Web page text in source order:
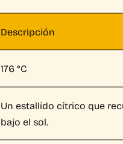
Descripción
176 °C
Un estallido cítrico que
bajo el sol.